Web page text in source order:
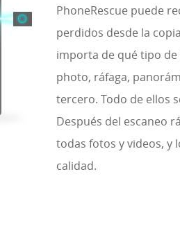
PhoneRescue puede
perdidos desde la
importa de qué tipo de
photo, ráfaga,
tercero. Todo de ellos
Después del escaneo
todas fotos y videos, y
calidad.